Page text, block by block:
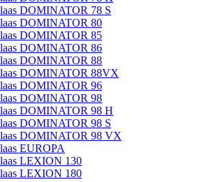
DOMINATOR 78 S
DOMINATOR 80
DOMINATOR 85
DOMINATOR 86
DOMINATOR 88
DOMINATOR 88VX
DOMINATOR 96
DOMINATOR 98
DOMINATOR 98 H
DOMINATOR 98 S
DOMINATOR 98 VX
EUROPA
LEXION 130
LEXION 180